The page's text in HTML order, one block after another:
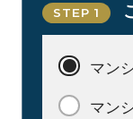
STEP 1
マン
マン